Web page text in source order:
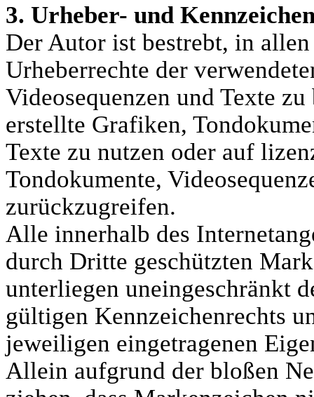
3. Urheber- und
Der Autor ist bestrebt, in
Urheberrechte der
Videosequenzen und Texte
erstellte Grafiken,
Texte zu nutzen oder auf
Tondokumente,
zurückzugreifen.
Alle innerhalb des
durch Dritte geschützten
unterliegen uneingeschränkt
gültigen Kennzeichenrechts
jeweiligen eingetragenen
Allein aufgrund der bloßen